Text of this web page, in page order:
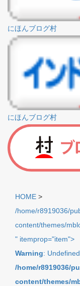
にほんブログ村
にほんブログ村
HOME >
/home/r8919036/
content/themes/
" itemprop="item">
Warning:
/home/r8919036/
content/themes/